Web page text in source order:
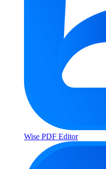
Wise PDF Editor